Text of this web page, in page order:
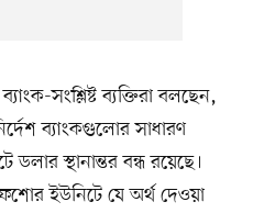
সংশ্লিষ্ট ব্যক্তিরা বলছেন,
ব্যাংকগুলোর সাধারণ
স্থানান্তর বন্ধ রয়েছে।
ইউনিটে যে অর্থ দেওয়া